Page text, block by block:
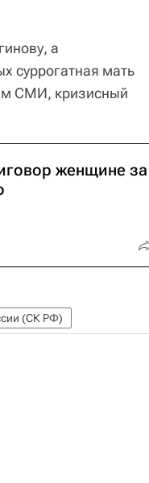
а
суррогатная мать
СМИ, кризисный
женщине за
(СК РФ)